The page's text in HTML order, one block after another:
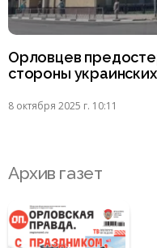
Орловцев
стороны
8 октября 2025 г. 10:11
Архив газет